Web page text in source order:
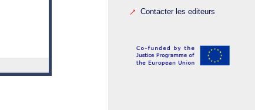
Contacter les editeurs